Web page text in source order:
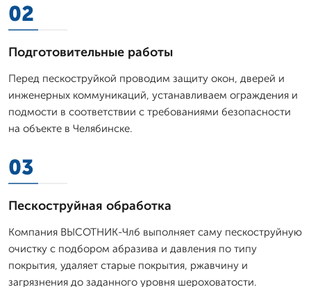
02
Подготовительные работы
Перед пескоструйкой проводим защиту окон, дверей и
инженерных коммуникаций, устанавливаем ограждения и
подмости в соответствии с требованиями безопасности
на объекте в Челябинске.
03
Пескоструйная обработка
Компания ВЫСОТНИК-Члб выполняет саму пескоструйную
очистку с подбором абразива и давления по типу
покрытия, удаляет старые покрытия, ржавчину и
загрязнения до заданного уровня шероховатости.